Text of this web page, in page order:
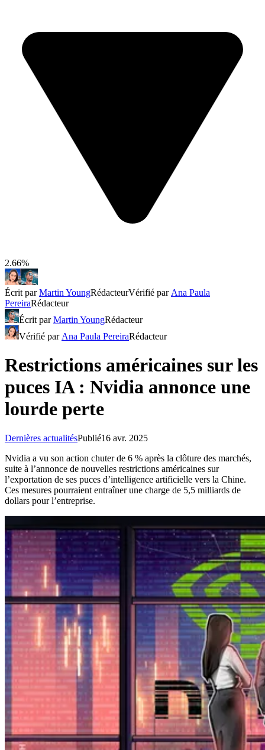
2.66%
Écrit parMartin YoungRédacteurVérifié par Ana Paula
PereiraRédacteur
Écrit parMartin YoungRédacteur
Vérifié par Ana Paula PereiraRédacteur
Restrictions américaines sur les
puces IA : Nvidia annonce une
lourde perte
Dernières actualitésPublié16 avr. 2025
Nvidia a vu son action chuter de 6 % après la clôture des marchés,
suite à l’annonce de nouvelles restrictions américaines sur
l’exportation de ses puces d’intelligence artificielle vers la Chine.
Ces mesures pourraient entraîner une charge de 5,5 milliards de
dollars pour l’entreprise.